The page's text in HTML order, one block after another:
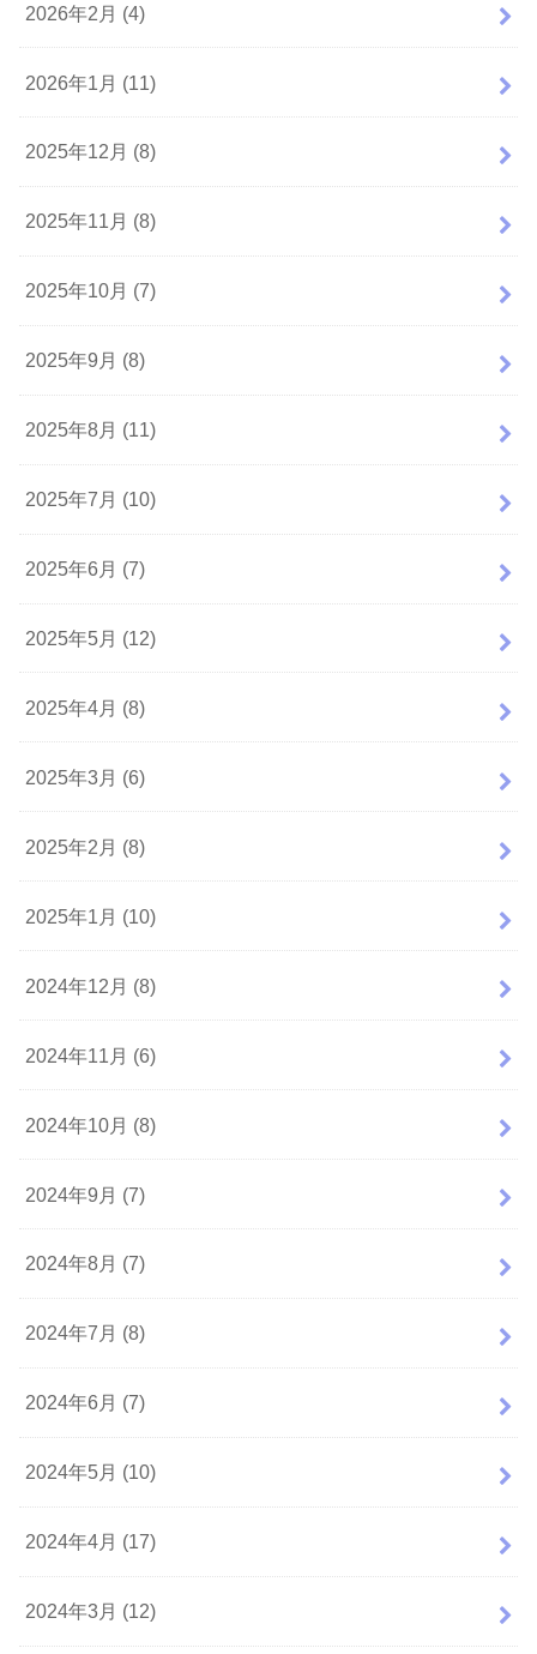
2026年2月 (4)
2026年1月 (11)
2025年12月 (8)
2025年11月 (8)
2025年10月 (7)
2025年9月 (8)
2025年8月 (11)
2025年7月 (10)
2025年6月 (7)
2025年5月 (12)
2025年4月 (8)
2025年3月 (6)
2025年2月 (8)
2025年1月 (10)
2024年12月 (8)
2024年11月 (6)
2024年10月 (8)
2024年9月 (7)
2024年8月 (7)
2024年7月 (8)
2024年6月 (7)
2024年5月 (10)
2024年4月 (17)
2024年3月 (12)